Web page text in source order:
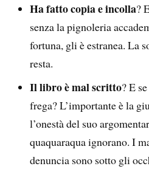
Ha fatto copia e incolla?
senza la pignoleria
fortuna, gli è estranea. La
resta.
Il libro è mal scritto? E
frega? L’importante è la
l’onestà del suo
quaquaraqua ignorano. I
denuncia sono sotto gli